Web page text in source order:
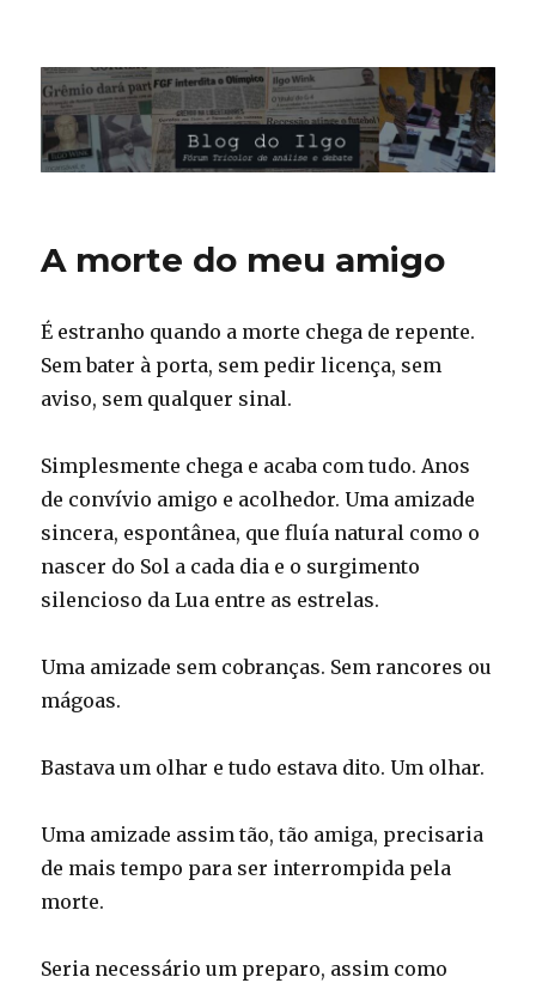
Blog do Ilgo Wink
A morte do meu amigo
É estranho quando a morte chega de repente.
Sem bater à porta, sem pedir licença, sem
aviso, sem qualquer sinal.
Simplesmente chega e acaba com tudo. Anos
de convívio amigo e acolhedor. Uma amizade
sincera, espontânea, que fluía natural como o
nascer do Sol a cada dia e o surgimento
silencioso da Lua entre as estrelas.
Uma amizade sem cobranças. Sem rancores ou
mágoas.
Bastava um olhar e tudo estava dito. Um olhar.
Uma amizade assim tão, tão amiga, precisaria
de mais tempo para ser interrompida pela
morte.
Seria necessário um preparo, assim como